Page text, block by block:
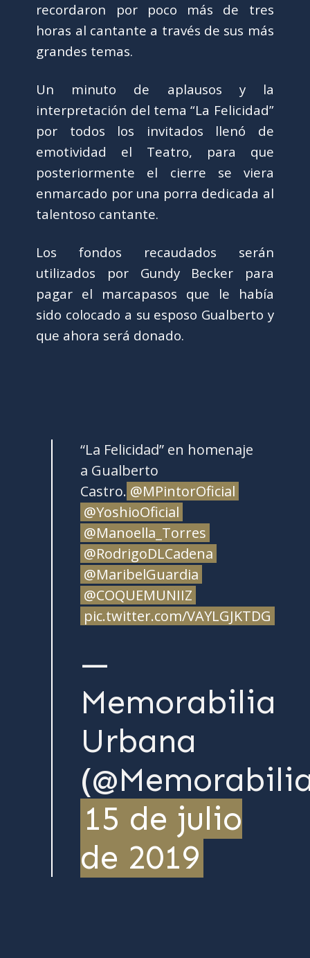
recordaron por poco más de tres
horas al cantante a través de sus más
grandes temas.
Un minuto de aplausos y la
interpretación del tema “La Felicidad”
por todos los invitados llenó de
emotividad el Teatro, para que
posteriormente el cierre se viera
enmarcado por una porra dedicada al
talentoso cantante.
Los fondos recaudados serán
utilizados por Gundy Becker para
pagar el marcapasos que le había
sido colocado a su esposo Gualberto y
que ahora será donado.
“La Felicidad” en homenaje
a Gualberto
Castro. @MPintorOficial
@YoshioOficial
@Manoella_Torres
@RodrigoDLCadena
@MaribelGuardia
@COQUEMUNIIZ
pic.twitter.com/VAYLGJKTDG
—
Memorabilia
Urbana
15 de julio
de 2019